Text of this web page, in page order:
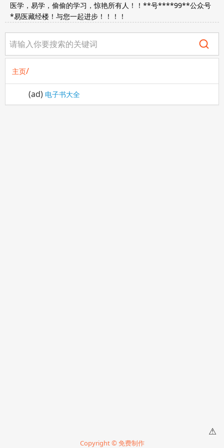
医学，易学，偷偷的学习，惊艳所有人！！**号****99**公众号
*易医藏经楼！与您一起进步！！！！
主页/
(ad) 电子书大全
Copyright © 免费制作
⚠